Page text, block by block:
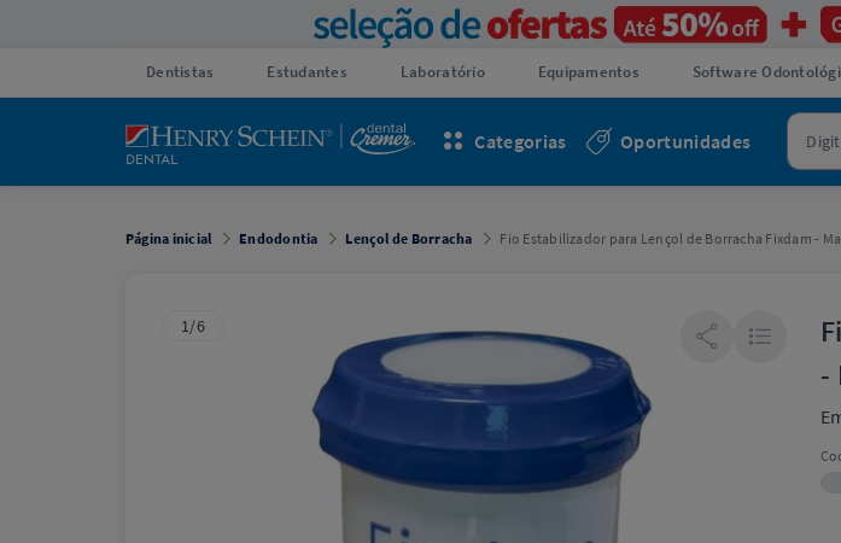
Dentistas Estudantes Laboratório Equipamentos Software
Oportunidades
Categorias
Página inicial Endodontia Lençol de Borracha Fio Estabilizador para Lençol de Borracha Fixdam -
1/6
-